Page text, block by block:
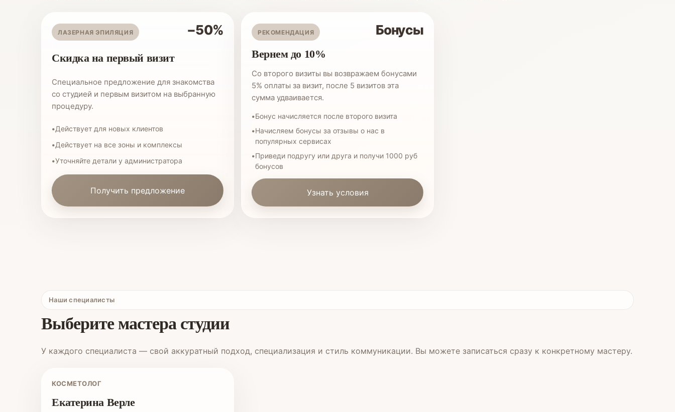
ЛАЗЕРНАЯ ЭПИЛЯЦИЯ −50%
Скидка на первый визит
Специальное предложение для знакомства
со студией и первым визитом на выбранную
процедуру.
Действует для новых клиентов
Действует на все зоны и комплексы
Уточняйте детали у администратора
Получить предложение
РЕКОМЕНДАЦИЯ Бонусы
Вернем до 10%
Со второго визиты вы возвражаем бонусами
5% оплаты за визит, после 5 визитов эта
сумма удваивается.
Бонус начисляется после второго визита
Начисляем бонусы за отзывы о нас в
популярных сервисах
Приведи подругу или друга и получи 1000 руб
бонусов
Узнать условия
Наши специалисты
Выберите мастера студии
У каждого специалиста — свой аккуратный подход, специализация и стиль коммуникации. Вы можете записаться сразу к конкретному мастеру.
КОСМЕТОЛОГ
Екатерина Верле